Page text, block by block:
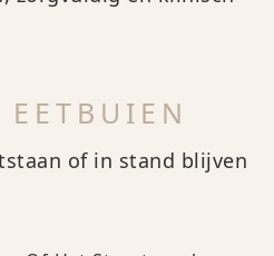
of in stand blijven